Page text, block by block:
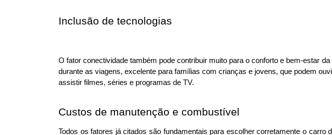
Inclusão de tecnologias
O fator conectividade também pode contribuir muito para o conforto e bem-estar
durante as viagens, excelente para famílias com crianças e jovens, que podem
assistir filmes, séries e programas de TV.
Custos de manutenção e combustível
Todos os fatores já citados são fundamentais para escolher corretamente o carro